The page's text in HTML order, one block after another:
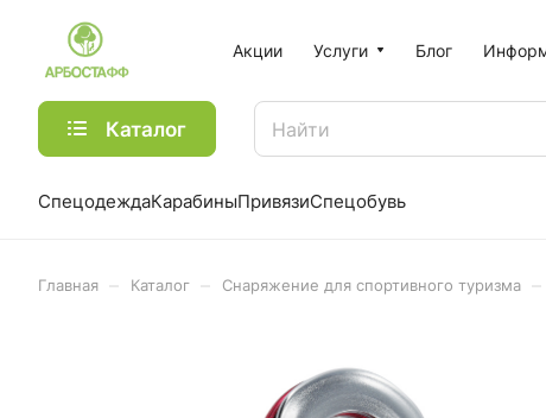
Акции Услуги Блог
Каталог
СпецодеждаКарабиныПривязиСпецобувь
Главная Каталог Снаряжение для спортивного туризма